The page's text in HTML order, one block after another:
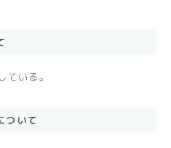
ている。
ついて